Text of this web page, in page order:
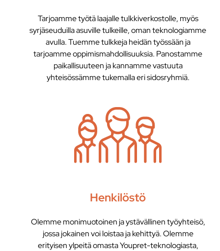
Tarjoamme työtä laajalle tulkkiverkostolle, myös
syrjäseuduilla asuville tulkeille, oman teknologiamme
avulla. Tuemme tulkkeja heidän työssään ja
tarjoamme oppimismahdollisuuksia. Panostamme
paikallisuuteen ja kannamme vastuuta
yhteisössämme tukemalla eri sidosryhmiä.
Henkilöstö
Olemme monimuotoinen ja ystävällinen työyhteisö,
jossa jokainen voi loistaa ja kehittyä. Olemme
erityisen ylpeitä omasta Youpret-teknologiasta,